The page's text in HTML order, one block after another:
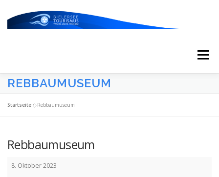
Menü
ESSEN/TRINKEN/SCHLAFEN
REBBAUMUSEUM
Startseite »Rebbaumuseum
Rebbaumuseum
Rebbaumuseum
8. Oktober 2023